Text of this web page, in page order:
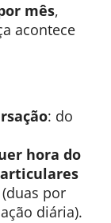
mês,
acontece
: do
hora do
por
diária).